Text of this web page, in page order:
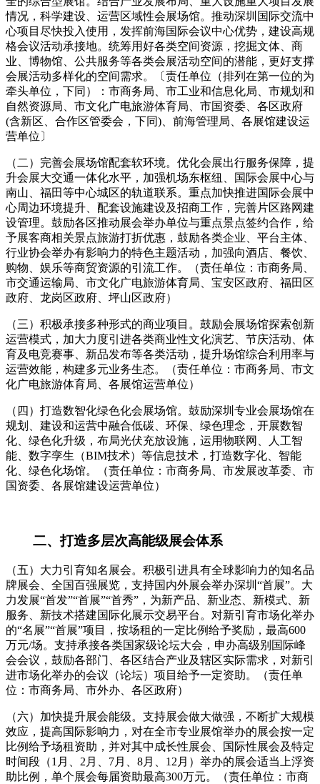
情况，科学建设、运营区域性会展场馆。推动深圳国际交流中
心项目尽快投入使用，发挥前海国际会议中心优势，建设高规
格会议活动承接地。统筹用好各类空间资源，挖掘文体、商
业、博物馆、公共服务等各类会展活动空间的潜能，更好支撑
会展活动多样化的空间需求。〔责任单位（排列在第一位的为
牵头单位，下同）：市商务局、市工业和信息化局、市规划和
自然资源局、市文化广电旅游体育局、市国资委、各区政府
(含新区、合作区管委会，下同)、前海管理局、各展馆建设运
营单位〕
（二）完善会展场馆配套软环境。优化会展出行服务保障，提
升会展大交通一体化水平，加强机场东枢纽、国际会展中心与
南山、福田等中心城区的轨道联系。重点加快推进国际会展中
心周边环境提升、配套设施建设及招商工作，完善片区路网建
设管理。鼓励各区推动展会举办单位与重点景点签约合作，给
予展客商相关景点旅游打折优惠，鼓励各类企业、平台主体、
行业协会举办有影响力的特色主题活动，加强向酒店、餐饮、
购物、娱乐等商贸资源的引流工作。（责任单位：市商务局、
市交通运输局、市文化广电旅游体育局、宝安区政府、福田区
政府、龙岗区政府、坪山区政府）
（三）积极承接多种形式的商业项目。鼓励会展场馆探索创新
运营模式，加大力度引进各类商业性文化演艺、节庆活动、体
育及电竞赛事、新品发布等各类活动，提升场馆综合利用率与
运营效能，构建多元业务生态。（责任单位：市商务局、市文
化广电旅游体育局、各展馆运营单位）
（四）打造数智化绿色化会展场馆。鼓励深圳专业会展场馆在
规划、建设和运营中融合低碳、环保、绿色理念，开展数智
化、绿色化升级，布局光伏充放设施，运用物联网、人工智
能、数字孪生（BIM技术）等信息技术，打造数字化、智能
化、绿色化场馆。（责任单位：市商务局、市发展改革委、市
国资委、各展馆建设运营单位）
二、打造多层次高能级展会体系
（五）大力引育知名展会。积极引进具有全球影响力的知名品
牌展会、全国百强展览，支持国内外展会举办深圳“首展”。大
力发展“首发”“首展”“首秀”，为新产品、新业态、新模式、新
服务、新技术搭建国际化展示交易平台。对新引育市场化举办
的“名展”“首展”项目，按场租的一定比例给予奖励，最高600
万元/场。支持承接各类国家级论坛大会，申办高级别国际峰
会会议，鼓励各部门、各区结合产业及辖区实际需求，对新引
进市场化举办的会议（论坛）项目给予一定资助。（责任单
位：市商务局、市外办、各区政府）
（六）加快提升展会能级。支持展会做大做强，不断扩大规模
效应，提高国际影响力，对在全市专业展馆举办的展会按一定
比例给予场租资助，并对其中成长性展会、国际性展会及特定
时间段（1月、2月、7月、8月、12月）举办的展会适当上浮资
助比例，单个展会每届资助最高300万元。（责任单位：市商